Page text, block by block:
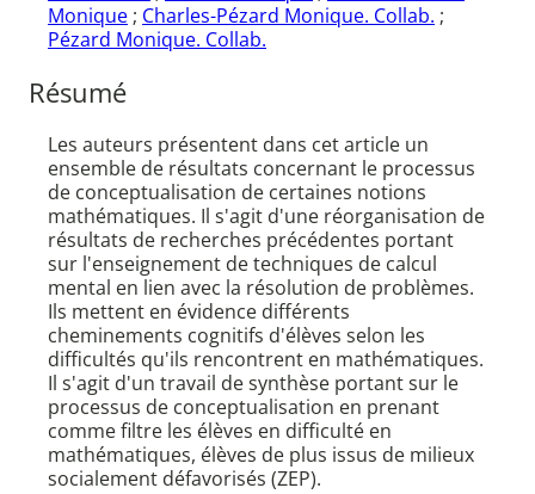
Monique ; Charles-Pézard Monique. Collab. ;
Pézard Monique. Collab.
Résumé
Les auteurs présentent dans cet article un
ensemble de résultats concernant le processus
de conceptualisation de certaines notions
mathématiques. Il s'agit d'une réorganisation de
résultats de recherches précédentes portant
sur l'enseignement de techniques de calcul
mental en lien avec la résolution de problèmes.
Ils mettent en évidence différents
cheminements cognitifs d'élèves selon les
difficultés qu'ils rencontrent en mathématiques.
Il s'agit d'un travail de synthèse portant sur le
processus de conceptualisation en prenant
comme filtre les élèves en difficulté en
mathématiques, élèves de plus issus de milieux
socialement défavorisés (ZEP).